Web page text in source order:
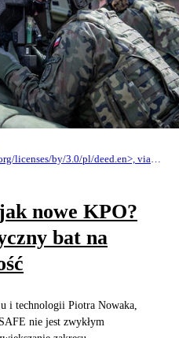
licenses/by/3.0/pl/deed.en>, via
nowe KPO?
bat na
i technologii Piotra Nowaka,
nie jest zwykłym